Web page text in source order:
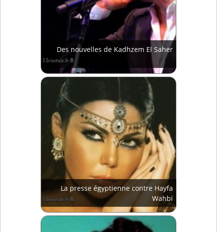
Des nouvelles de Kadhzem El Saher
La presse égyptienne contre Hayfa
Wahbi